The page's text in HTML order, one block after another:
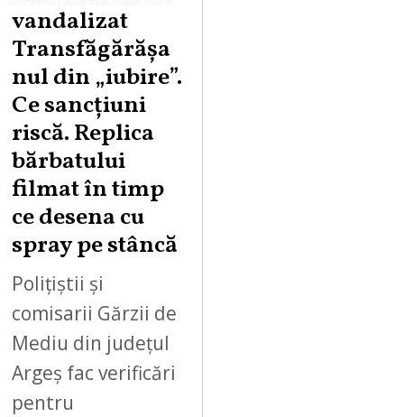
7
,
vandalizat
Transfăgărășa
nul din „iubire”.
Ce sancțiuni
riscă. Replica
bărbatului
filmat în timp
ce desena cu
spray pe stâncă
Polițiștii și
comisarii Gărzii de
Mediu din județul
Argeș fac verificări
pentru